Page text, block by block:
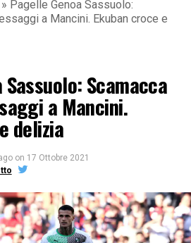
» Pagelle Genoa Sassuolo:
a Mancini. Ekuban croce e
Scamacca
a Mancini.
delizia
on 17 Ottobre 2021